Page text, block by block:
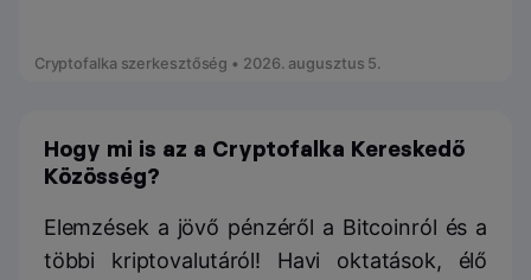
Cryptofalka szerkesztőség • 2026. augusztus 5.
Hogy mi is az a Cryptofalka Kereskedő
Közösség?
Elemzések a jövő pénzéről a Bitcoinról és a
többi kriptovalutáról! Havi oktatások, élő